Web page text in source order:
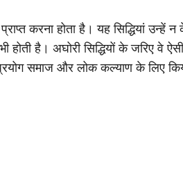
करना होता है। यह सिद्धियां उन्हें
है। अघोरी सिद्धियों के जरिए वे
समाज और लोक कल्याण के लिए